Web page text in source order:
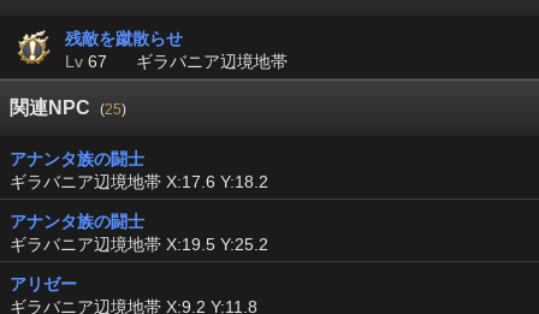
残敵を蹴散らせ
Lv 67 ギラバニア辺境地帯
関連NPC (25)
アナンタ族の闘士
ギラバニア辺境地帯 X:17.6 Y:18.2
アナンタ族の闘士
ギラバニア辺境地帯 X:19.5 Y:25.2
アリゼー
ギラバニア辺境地帯 X:9.2 Y:11.8